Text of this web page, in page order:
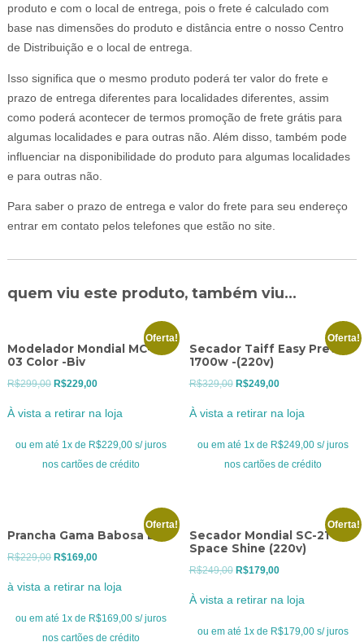
produto e com o local de entrega, pois o frete é calculado com
base nas dimensões do produto e distância entre o nosso Centro
de Distribuição e o local de entrega.
Isso significa que o mesmo produto poderá ter valor do frete e
prazo de entrega diferentes para localidades diferentes, assim
como poderá acontecer de termos promoção de frete grátis para
algumas localidades e para outras não. Além disso, também pode
influenciar na disponibilidade do produto para algumas localidades
e para outras não.
Para saber o prazo de entrega e valor do frete para seu endereço
entrar em contato pelos telefones que estão no site.
quem viu este produto, também viu...
Oferta!
Modelador Mondial MC-JU-
03 Color -Biv
R$299,00 O
era:
R$299,00.
R$229,00O
atual
é:
R$229,00.
À vista a retirar na loja
ou em até 1x de R$229,00 s/ juros
nos cartões de crédito
Oferta!
Secador Taiff Easy Preto
1700w -(220v)
R$329,00 O
era:
R$329,00.
R$249,00O
atual
é:
R$249,00.
À vista a retirar na loja
ou em até 1x de R$249,00 s/ juros
nos cartões de crédito
Oferta!
Prancha Gama Babosa Biv
R$229,00 O
era:
R$229,00.
R$169,00O
atual
é:
R$169,00.
à vista a retirar na loja
ou em até 1x de R$169,00 s/ juros
nos cartões de crédito
Oferta!
Secador Mondial SC-21
Space Shine (220v)
R$249,00 O
era:
R$179,00O
atual
é:
À vista a retirar na loja
ou em até 1x de R$179,00 s/ juros